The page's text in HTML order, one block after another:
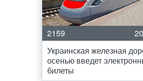
2159
Украинская железная
осенью введет
билеты